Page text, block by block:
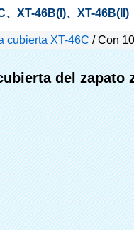
、 XT-46B(I)、 XT-46B(II)
cubierta XT-46C /Con
del